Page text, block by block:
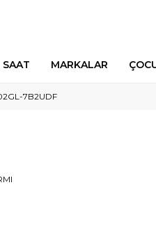
MARKALAR
7B2UDF